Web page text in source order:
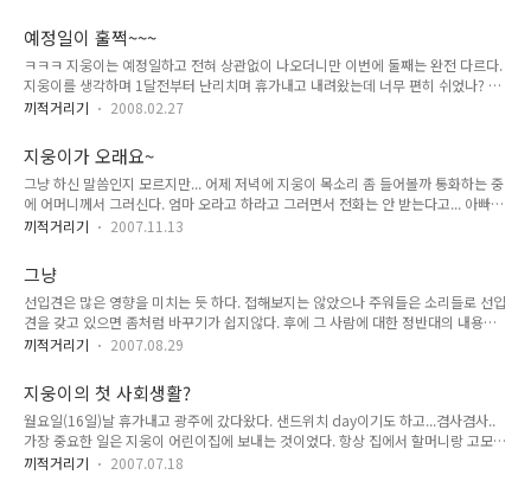
튼. 약을 처방받고 담날도 갔다. 7월 8일 화요일 많이 나았단다. 약을 먹었더니 열이
뚝떨어졌다. 약을 안먹였다. 주헌이가 갑자기 악을 쓰고 운다. 끙끙 앓는다. 겁이 나서
소아과로 냅다 뛰었다. 의사선생님 왈. 영아산통 아님 장중적 의심된다고 일단 지켜
보잔다. 7월 9일 수요일 11시 12시쯤 집에와서 주헌이가 잠이 들었는데 열이 막 난
다. 기독병원으로 갔다. 소변검사 해보..
예정일이 훌쩍~~~
ㅋㅋㅋ 지웅이는 예정일하고 전혀 상관없이 나오더니만 이번에 둘째는 완전 다르다.
지웅이를 생각하며 1달전부터 난리치며 휴가내고 내려왔는데 너무 편히 쉬었나? 예
정일이 훌쩍 지났는데도 소식이 없넹. 지웅이보다는 훨씬 차분한 녀석인가 보다.(이
불안하긴 하지만... 확실한 건 지웅이보다 1kg정도는 크게 나올것이라는 거. 진통의
두려움도 이젠 없다. 기다림에 지쳤다고나 할까?ㅋㅋㅋ 이제 어서 봤으면 하는 바
램??? 소식있으면 힘내서 순산할 수 있도록 화팅!!!
끼적거리기 2008.02.27
지웅이가 오래요~
그냥 하신 말씀인지 모르지만... 어제 저녁에 지웅이 목소리 좀 들어볼까 통화하는 중
에 어머니께서 그러신다. 엄마 오라고 하라고 그러면서 전화는 안 받는다고... 아빠는
오란말 안하는데 엄마는 오라고 한다고...ㅋㅋ 오빠한테는 좀 미안하지만, 그리고 기
못하고 해준것도 없는데 그래도 갈때마다 같이 놀아주라고 하고... 물론 그럴수록 더
미안하긴 하다. 이번주는 휴가도 있으니 많이 놀아줘야지. 벌써 3주가 훌쩍 지나가
버렸다. 감기때문에 목소리가 변한 것 같던데. 좀 괜찮아 졌을라나? 이제 한밤만 자면
엄마가 간다. 지웅아~~~
끼적거리기 2007.11.13
그냥
선입견은 많은 영향을 미치는 듯 하다. 접해보지는 않았으나 주워들은 소리들로 선입
견을 갖고 있으면 좀처럼 바꾸기가 쉽지않다. 후에 그 사람에 대한 정반대의 내용을
듣게 된다고 하더라고 먼저 들은 얘기에 대하여 크게 영향을 미치지 못하는 듯 하다.
이다. 그러고 보면 정말이지 사람 말 한마디에 한사람을 죽이고(?) 살리고(?) 하는 것
같다. 그 한마디에 내가 겪어보지 못한 사람에 대한 모든 판단을 하게 되니 말이다. 좀
오버스럽긴 하지만. 아마 어딘가에는 나에 대하여 이렇게 옳지 못한 방법으로 선입견
을 갖게 된 사람도 있겠지? 약간 무섭긴 하지만. 그렇다고 찝어서 \'나 그런사람 아니
에요\' 할 수도 없고, 어떤 선입견을 가..
끼적거리기 2007.08.29
지웅이의 첫 사회생활?
월요일(16일)날 휴가내고 광주에 갔다왔다. 샌드위치 day이기도 하고...겸사겸사..
가장 중요한 일은 지웅이 어린이집에 보내는 것이었다. 항상 집에서 할머니랑 고모들
하고 만 있어서, 사회성이 부족한 것 같기도 하고.. 놀이터나 공원에 가면 자기 또래의
끼적거리기 2007.07.18